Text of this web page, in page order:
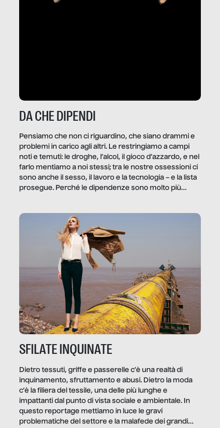
DA CHE DIPENDI
Pensiamo che non ci riguardino, che siano drammi e
problemi in carico agli altri. Le restringiamo a campi
noti e temuti: le droghe, l’alcol, il gioco d’azzardo, e nel
farlo mentiamo a noi stessi; tra le nostre ossessioni ci
sono anche il sesso, il lavoro e la tecnologia – e la lista
prosegue. Perché le dipendenze sono molto più
trae un guadagno. In questo reportage vediamo
quale e come.
SFILATE INQUINATE
Dietro tessuti, griffe e passerelle c’è una realtà di
inquinamento, sfruttamento e abusi. Dietro la moda
c’è la filiera del tessile, una delle più lunghe e
impattanti dal punto di vista sociale e ambientale. In
questo reportage mettiamo in luce le gravi
problematiche del settore e la malafede dei grandi